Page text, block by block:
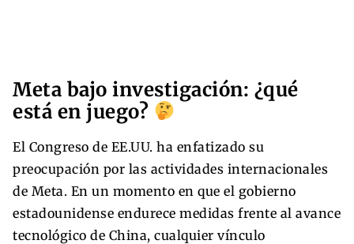
Meta bajo investigación: ¿qué
está en juego?
El Congreso de EE.UU. ha enfatizado su
preocupación por las actividades internacionales
de Meta. En un momento en que el gobierno
estadounidense endurece medidas frente al avance
tecnológico de China, cualquier vínculo